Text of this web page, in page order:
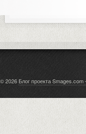
© 2026 Блог проекта